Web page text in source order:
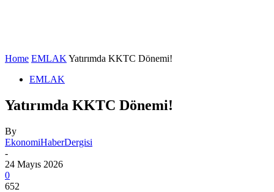
Home EMLAK Yatırımda KKTC Dönemi!
EMLAK
Yatırımda KKTC Dönemi!
By
EkonomiHaberDergisi
-
24 Mayıs 2026
0
652